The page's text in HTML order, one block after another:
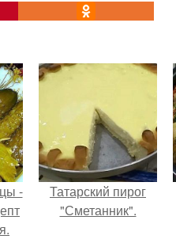
-
Татарский пирог
"Сметанник".